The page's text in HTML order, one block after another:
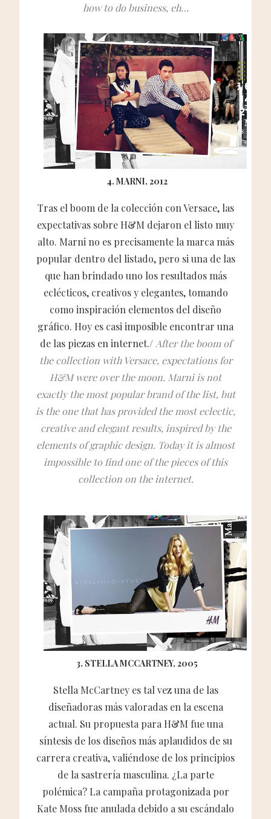
how to do business, eh…
4. MARNI, 2012
Tras el boom de la colección con Versace, las
expectativas sobre H&M dejaron el listo muy
alto. Marni no es precisamente la marca más
popular dentro del listado, pero si una de las
que han brindado uno los resultados más
eclécticos, creativos y elegantes, tomando
como inspiración elementos del diseño
gráfico. Hoy es casi imposible encontrar una
de las piezas en internet./ After the boom of
the collection with Versace, expectations for
H&M were over the moon. Marni is not
exactly the most popular brand of the list, but
is the one that has provided the most eclectic,
creative and elegant results, inspired by the
elements of graphic design. Today it is almost
impossible to find one of the pieces of this
collection on the internet.
3. STELLA MCCARTNEY, 2005
Stella McCartney es tal vez una de las
diseñadoras más valoradas en la escena
actual. Su propuesta para H&M fue una
síntesis de los diseños más aplaudidos de su
carrera creativa, valiéndose de los principios
de la sastrería masculina. ¿La parte
polémica? La campaña protagonizada por
Kate Moss fue anulada debido a su escándalo